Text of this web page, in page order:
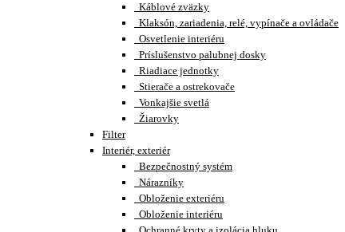
Káblové zväzky
Klaksón, zariadenia, relé, vypínače a ovládače
Osvetlenie interiéru
Príslušenstvo palubnej dosky
Riadiace jednotky
Stierače a ostrekovače
Vonkajšie svetlá
Žiarovky
Filter
Interiér, exteriér
Bezpečnostný systém
Nárazníky
Obloženie exteriéru
Obloženie interiéru